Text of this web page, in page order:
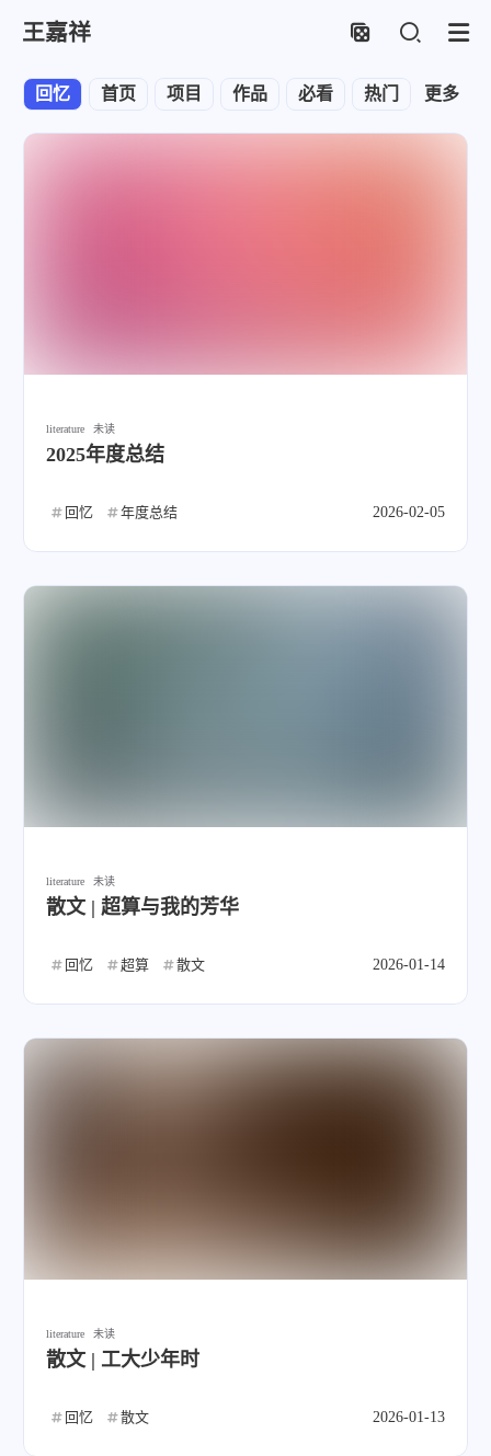
王嘉祥
回忆 首页 项目 作品 必看 热门 博客
更多
literature 未读
2025年度总结
回忆 年度总结 2026-02-05
literature 未读
散文 | 超算与我的芳华
回忆 超算 散文 2026-01-14
literature 未读
散文 | 工大少年时
回忆 散文 2026-01-13